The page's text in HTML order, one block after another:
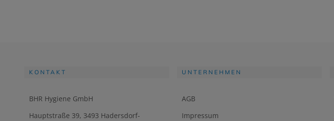
KONTAKT
BHR Hygiene GmbH
Hauptstraße 39, 3493 Hadersdorf-
UNTERNEHMEN
AGB
Impressum